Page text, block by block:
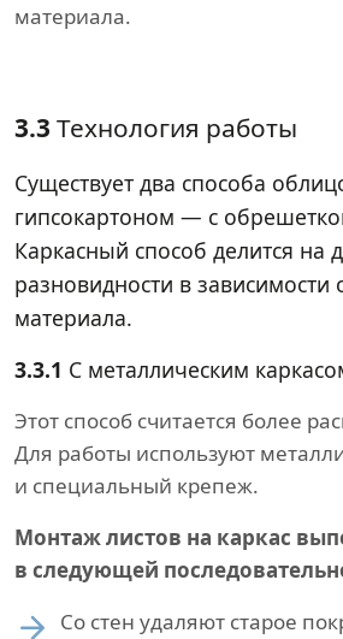
материала.
3.3 Технология работы
Существует два способа
гипсокартоном — с
Каркасный способ делится на
разновидности в зависимости
материала.
3.3.1 С металлическим
Этот способ считается более
Для работы используют
и специальный крепеж.
Монтаж листов на каркас
в следующей
Со стен удаляют старое